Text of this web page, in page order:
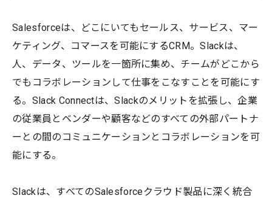
Salesforceは、どこにいてもセールス、サービス、マー
ケティング、コマースを可能にするCRM。Slackは、
人、データ、ツールを一箇所に集め、チームがどこから
でもコラボレーションして仕事をこなすことを可能にす
る。Slack Connectは、Slackのメリットを拡張し、企業
の従業員とベンダーや顧客などのすべての外部パートナ
ーとの間のコミュニケーションとコラボレーションを可
能にする。
Slackは、すべてのSalesforceクラウド製品に深く統合